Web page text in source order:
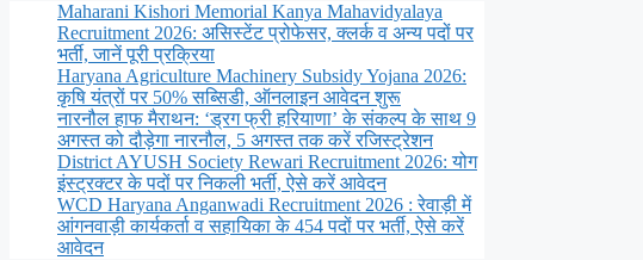
Maharani Kishori Memorial Kanya Mahavidyalaya
Recruitment 2026: असिस्टेंट प्रोफेसर, क्लर्क व अन्य पदों पर
भर्ती, जानें पूरी प्रक्रिया
Haryana Agriculture Machinery Subsidy Yojana 2026:
कृषि यंत्रों पर 50% सब्सिडी, ऑनलाइन आवेदन शुरू
नारनौल हाफ मैराथन: ‘ड्रग फ्री हरियाणा’ के संकल्प के साथ 9
अगस्त को दौड़ेगा नारनौल, 5 अगस्त तक करें रजिस्ट्रेशन
District AYUSH Society Rewari Recruitment 2026: योग
इंस्ट्रक्टर के पदों पर निकली भर्ती, ऐसे करें आवेदन
WCD Haryana Anganwadi Recruitment 2026 : रेवाड़ी में
आंगनवाड़ी कार्यकर्ता व सहायिका के 454 पदों पर भर्ती, ऐसे करें
आवेदन